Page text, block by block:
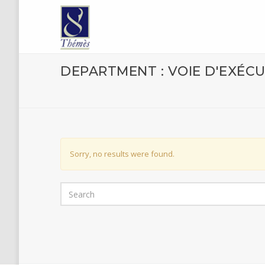
DEPARTMENT : VOIE
Sorry, no results were found.